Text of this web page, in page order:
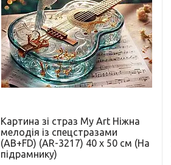
Картина зі страз My Art Ніжна
мелодія із спецстразами
(AB+FD) (AR-3217) 40 х 50 см (На
підрамнику)